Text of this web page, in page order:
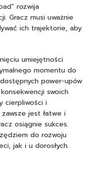
rozwija
Gracz musi uważnie
ich trajektorie, aby
umiejętności
momentu do
power-upów
swoich
cierpliwości i
jest łatwe i
osiągnie sukces.
do rozwoju
jak i u dorosłych.